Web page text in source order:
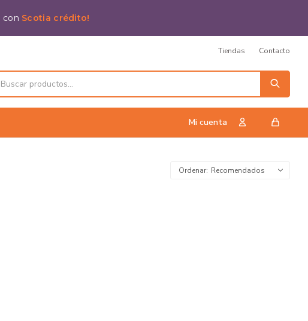
con Scotia crédito!
Tiendas Contacto
Recomendados